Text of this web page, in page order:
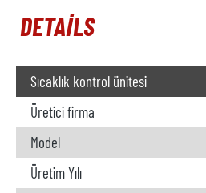
DETAILS
Sıcaklık kontrol ünitesi
Üretici firma
Model
Üretim Yılı